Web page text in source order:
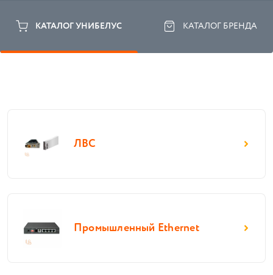
КАТАЛОГ УНИБЕЛУС КАТАЛОГ БРЕНДА
ЛВС
Промышленный Ethernet